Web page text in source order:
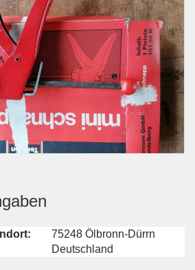
75248 Ölbronn-Dürrn
Deutschland